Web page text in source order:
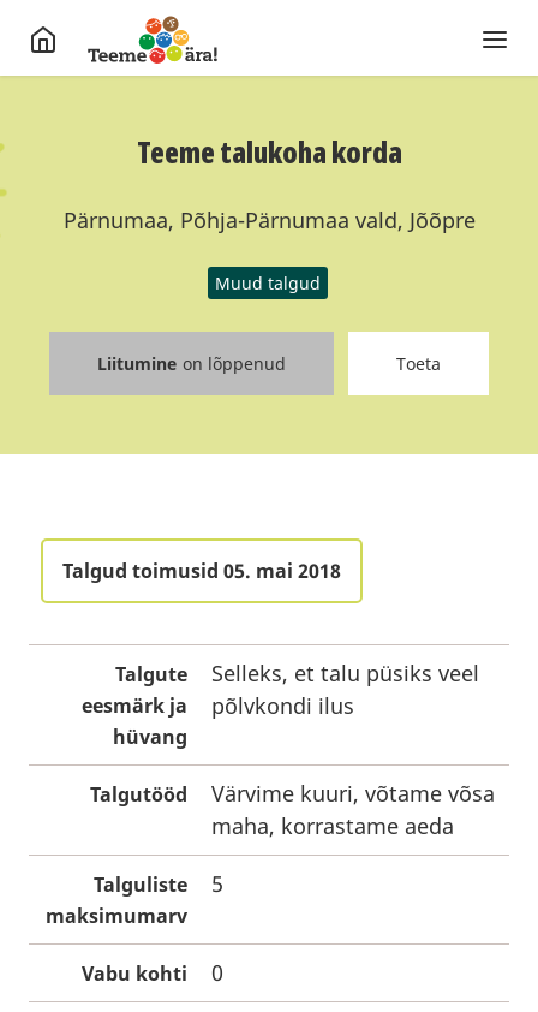
Teeme talukoha korda
Pärnumaa, Põhja-Pärnumaa vald, Jõõpre
Muud talgud
Liitumine on lõppenud Toeta
Talgud toimusid 05. mai 2018
Talgute
eesmärk ja
hüvang
Selleks, et talu püsiks veel
põlvkondi ilus
Talgutööd
Värvime kuuri, võtame võsa
maha, korrastame aeda
Talguliste
maksimumarv
5
Vabu kohti 0